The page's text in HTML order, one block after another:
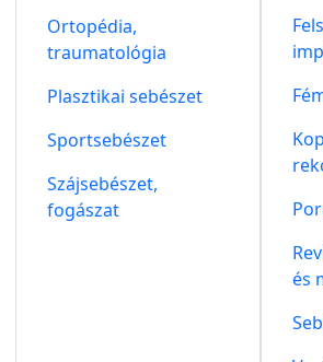
Ortopédia,
traumatológia
Plasztikai sebészet
Sportsebészet
Szájsebészet,
fogászat
és